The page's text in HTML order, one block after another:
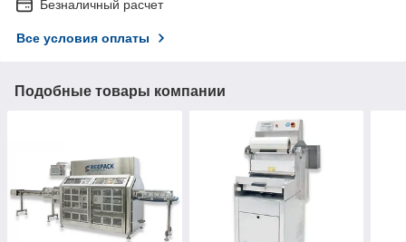
Безналичный расчет
Все условия оплаты
Подобные товары компании